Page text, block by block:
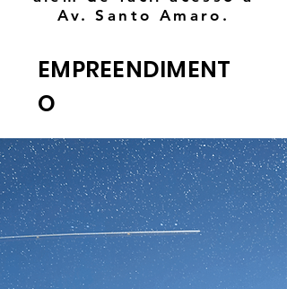
Av. Santo Amaro.
EMPREENDIMENT
O